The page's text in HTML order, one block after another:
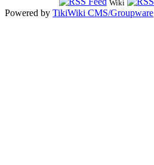
Wiki
Powered by TikiWiki CMS/Groupware